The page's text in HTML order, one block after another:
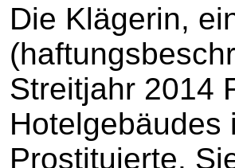
Die Klägerin,
Streitjahr 2014
Hotelgebäudes
Prostituierte.